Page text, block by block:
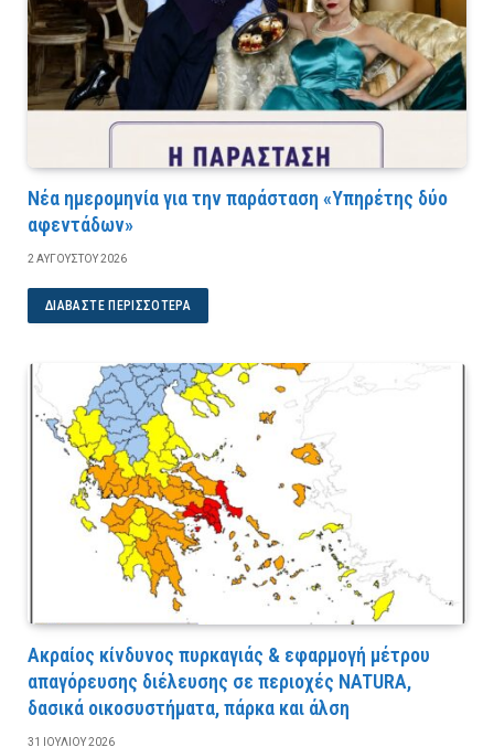
Νέα ημερομηνία για την παράσταση «Υπηρέτης δύο
αφεντάδων»
2 ΑΥΓΟΎΣΤΟΥ 2026
ΔΙΑΒΆΣΤΕ ΠΕΡΙΣΣΌΤΕΡΑ
Ακραίος κίνδυνος πυρκαγιάς & εφαρμογή μέτρου
απαγόρευσης διέλευσης σε περιοχές NATURA,
δασικά οικοσυστήματα, πάρκα και άλση
31 ΙΟΥΛΊΟΥ 2026